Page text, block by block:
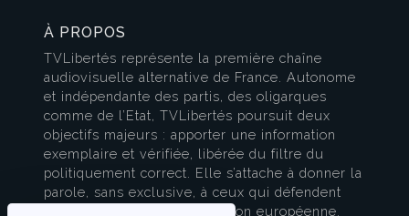
À PROPOS
TVLibertés représente la première chaîne
audiovisuelle alternative de France. Autonome
et indépendante des partis, des oligarques
comme de l’Etat, TVLibertés poursuit deux
objectifs majeurs : apporter une information
exemplaire et vérifiée, libérée du filtre du
politiquement correct. Elle s’attache à donner la
parole, sans exclusive, à ceux qui défendent
l’esprit français et la civilisation européenne.